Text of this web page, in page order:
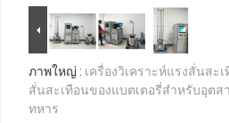
ภาพใหญ่ : เครื่องวิเคราะห์แรงสั่นสะ
สั่นสะเทือนของแบตเตอรี่สำหรับอุตส
ทหาร